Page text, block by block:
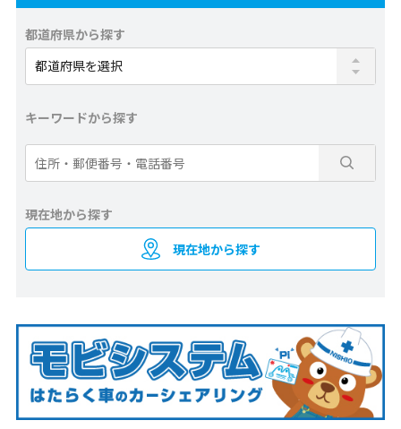
都道府県から探す
キーワードから探す
現在地から探す
現在地から探す